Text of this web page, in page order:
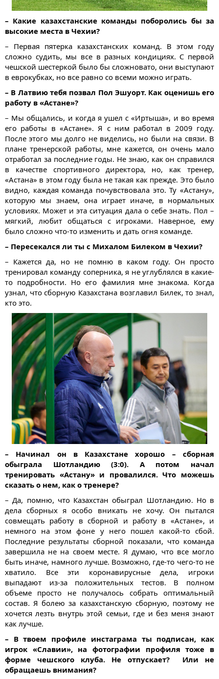
– Какие казахстанские команды поборолись бы за
высокие места в Чехии?
– Первая пятерка казахстанских команд. В этом году
сложно судить, мы все в разных кондициях. С первой
чешской шестеркой было бы сложновато, они выступают
в еврокубках, но все равно со всеми можно играть.
– В Латвию тебя позвал Пол Эшуорт. Как оценишь его
работу в «Астане»?
– Мы общались, и когда я ушел с «Иртыша», и во время
его работы в «Астане». Я с ним работал в 2009 году.
После этого мы долго не виделись, но были на связи. В
плане тренерской работы, мне кажется, он очень мало
отработал за последние годы. Не знаю, как он справился
в качестве спортивного директора, но, как тренер,
«Астана» в этом году была не такая как прежде. Это было
видно, каждая команда почувствовала это. Ту «Астану»,
которую мы знаем, она играет иначе, в нормальных
условиях. Может и эта ситуация дала о себе знать. Пол –
мягкий, любит общаться с игроками. Наверное, ему
было сложно что-то изменить и дать огня команде.
– Пересекался ли ты с Михалом Билеком в Чехии?
– Кажется да, но не помню в каком году. Он просто
тренировал команду соперника, я не углублялся в какие-
то подробности. Но его фамилия мне знакома. Когда
узнал, что сборную Казахстана возглавил Билек, то знал,
кто это.
– Начинал он в Казахстане хорошо – сборная
обыграла Шотландию (3:0). А потом начал
тренировать «Астану» и провалился. Что можешь
сказать о нем, как о тренере?
– Да, помню, что Казахстан обыграл Шотландию. Но в
дела сборных я особо вникать не хочу. Он пытался
совмещать работу в сборной и работу в «Астане», и
немного на этом фоне у него пошел какой-то сбой.
Последние результаты сборной показали, что команда
завершила не на своем месте. Я думаю, что все могло
быть иначе, намного лучше. Возможно, где-то чего-то не
хватило. Все эти коронавирусные дела, игроки
выпадают из-за положительных тестов. В полном
объеме просто не получалось собрать оптимальный
состав. Я болею за казахстанскую сборную, поэтому не
хочется лезть внутрь этой семьи, где и без меня знают
как лучше.
– В твоем профиле инстаграма ты подписан, как
игрок «Славии», на фотографии профиля тоже в
форме чешского клуба. Не отпускает? Или не
обращаешь внимания?